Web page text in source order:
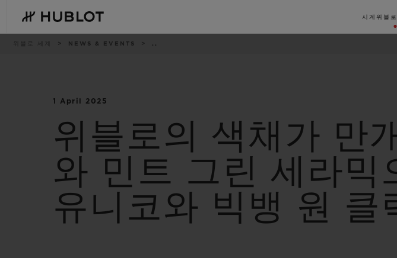
main
content
시계 위블
위블로 세계 NEWS & EVENTS ..
1 April 2025
위블로의 색채가 만
와 민트 그린 세라믹
유니코와 빅뱅 원 클
최근 검색
최근 검색이 없습니다